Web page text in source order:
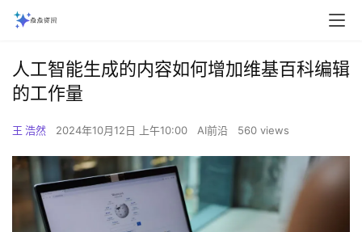
人工智能生成的内容如何增加维基百科编辑
的工作量
王 浩然 2024年10月12日 上午10:00 AI前沿 560 views